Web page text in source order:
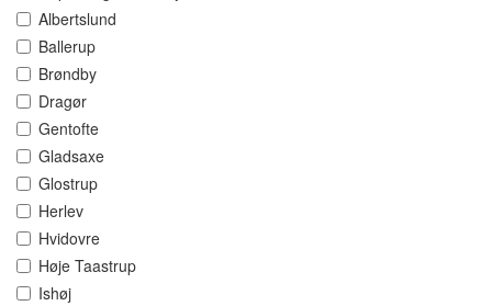
Albertslund
Ballerup
Brøndby
Dragør
Gentofte
Gladsaxe
Glostrup
Herlev
Hvidovre
Høje Taastrup
Ishøj